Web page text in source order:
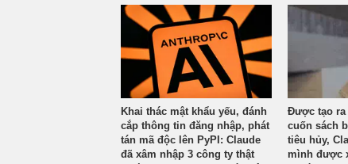
Khai thác mật khẩu yếu, đánh
cắp thông tin đăng nhập, phát
tán mã độc lên PyPI: Claude
đã xâm nhập 3 công ty thật
Được tạo ra
cuốn sách
tiêu hủy,
mình được